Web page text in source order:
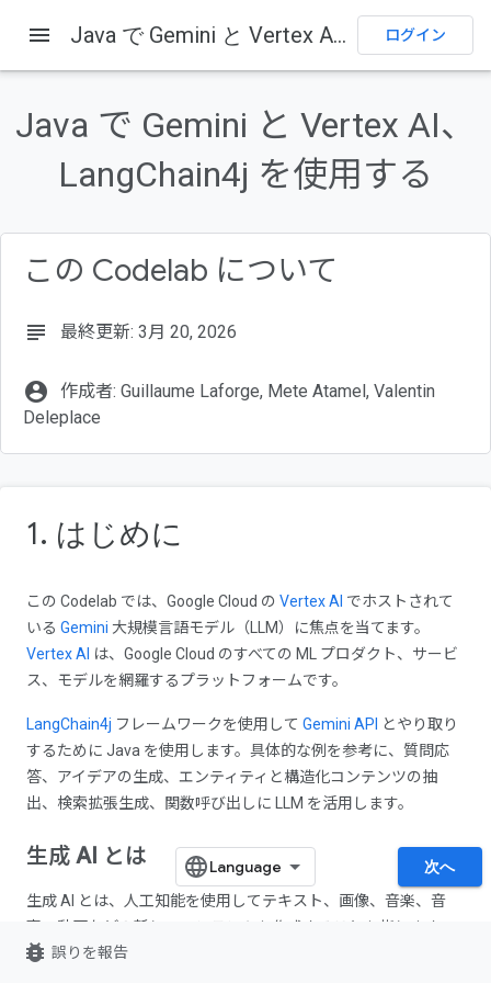
生成 AI とは
生成 AI の仕組み
生成 AI の一般的な用途は何ですか？
Google Cloud が提供する生成 AI サービス
menu Java で Gemini と Vertex AI、LangChain4j を使用する ログイン
Java で Gemini と Vertex AI、
LangChain4j を使用する
この Codelab について
subject 最終更新: 3月 20, 2026
account_circle
作成者: Guillaume Laforge, Mete Atamel, Valentin
Deleplace
1. はじめに
この Codelab では、Google Cloud の Vertex AI でホストされて
いる Gemini 大規模言語モデル（LLM）に焦点を当てます。
Vertex AI は、Google Cloud のすべての ML プロダクト、サービ
ス、モデルを網羅するプラットフォームです。
LangChain4j フレームワークを使用して Gemini API
とやり取り
するために Java を使用します。具体的な例を参考に、質問応
答、アイデアの生成、エンティティと構造化コンテンツの抽
出、検索拡張生成、関数呼び出しに LLM を活用します。
生成 AI とは
生成 AI とは、人工知能を使用してテキスト、画像、音楽、音
声、動画などの新しいコンテンツを作成することを指します。
次へ
bug_report 誤りを報告